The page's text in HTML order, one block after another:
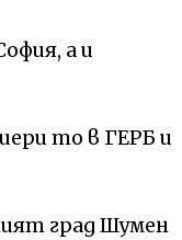
а и
то в ГЕРБ и
град Шумен